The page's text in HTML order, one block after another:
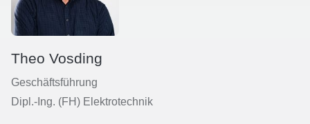
Theo Vosding
Geschäftsführung
Dipl.-Ing. (FH) Elektrotechnik